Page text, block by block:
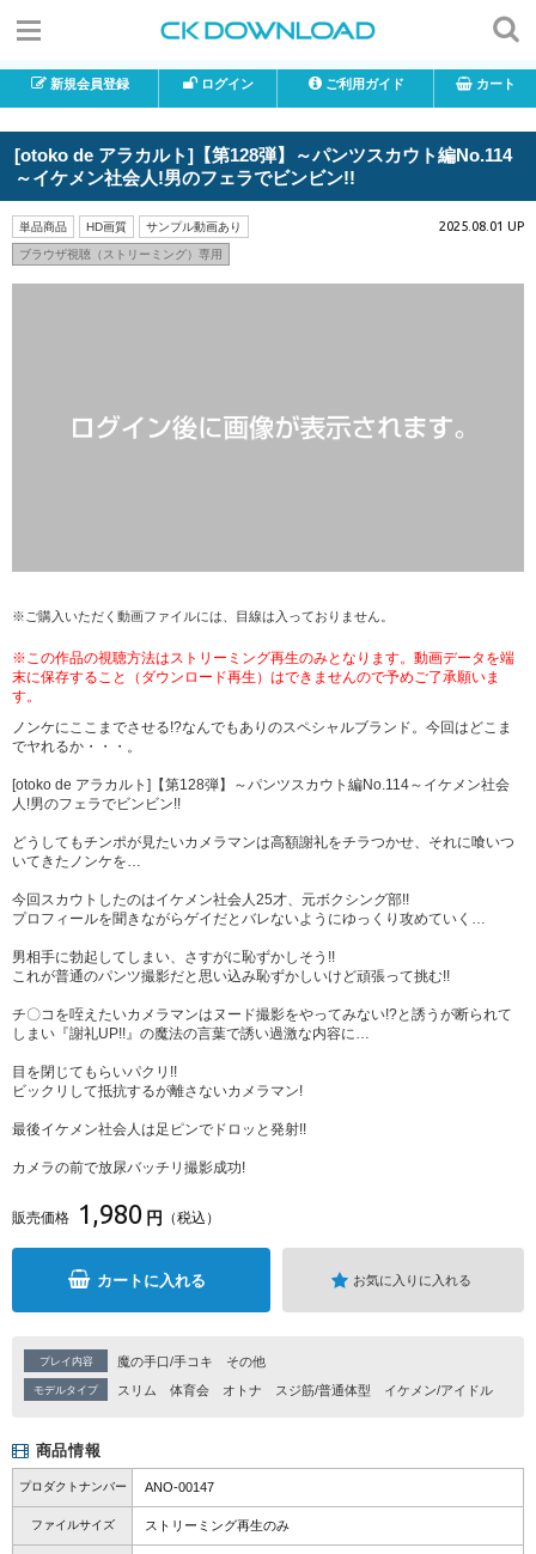
新規会員登録 ログイン ご利用ガイド カート
[otoko de アラカルト]【第128弾】～パンツスカウト編No.114
～イケメン社会人!男のフェラでビンビン!!
単品商品 HD画質 サンプル動画あり
ブラウザ視聴（ストリーミング）専用
2025.08.01 UP
※ご購入いただく動画ファイルには、目線は入っておりません。
※この作品の視聴方法はストリーミング再生のみとなります。動画データを端
末に保存すること（ダウンロード再生）はできませんので予めご了承願いま
す。
ノンケにここまでさせる!?なんでもありのスペシャルブランド。今回はどこま
でヤれるか・・・。
[otoko de アラカルト]【第128弾】～パンツスカウト編No.114～イケメン社会
人!男のフェラでビンビン!!
どうしてもチンポが見たいカメラマンは高額謝礼をチラつかせ、それに喰いつ
いてきたノンケを…
今回スカウトしたのはイケメン社会人25才、元ボクシング部!!
プロフィールを聞きながらゲイだとバレないようにゆっくり攻めていく…
男相手に勃起してしまい、さすがに恥ずかしそう!!
これが普通のパンツ撮影だと思い込み恥ずかしいけど頑張って挑む!!
チ〇コを咥えたいカメラマンはヌード撮影をやってみない!?と誘うが断られて
しまい『謝礼UP!!』の魔法の言葉で誘い過激な内容に…
目を閉じてもらいパクリ!!
ビックリして抵抗するが離さないカメラマン!
最後イケメン社会人は足ピンでドロッと発射!!
カメラの前で放尿バッチリ撮影成功!
販売価格 1,980 円 （税込）
カートに入れる お気に入りに入れる
プレイ内容 魔の手口/手コキ その他
モデルタイプ スリム 体育会 オトナ スジ筋/普通体型 イケメン/アイドル
商品情報
プロダクトナンバー ANO-00147
ファイルサイズ ストリーミング再生のみ